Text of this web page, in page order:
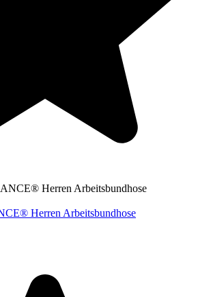
Herren Arbeitsbundhose